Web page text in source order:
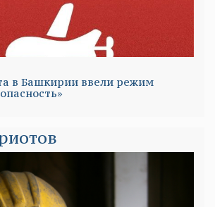
в Башкирии ввели режим